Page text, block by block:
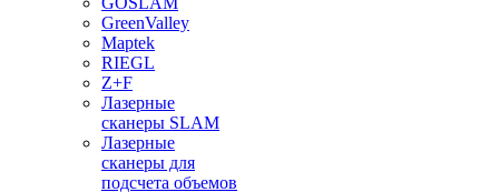
GreenValley
Maptek
RIEGL
Z+F
Лазерные
сканеры SLAM
Лазерные
сканеры для
подсчета объемов